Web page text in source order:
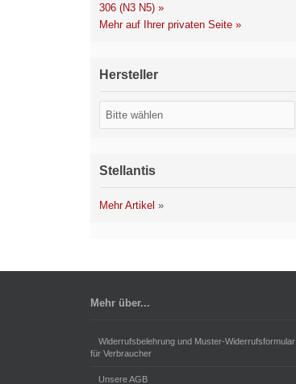
306 (N3 N5) »
Mehr auf Ihrer privaten Seite »
Hersteller
Stellantis
Mehr Artikel »
Mehr über...
Widerrufsbelehrung und Muster-Widerrufsformular
für Verbraucher
Unsere AGB